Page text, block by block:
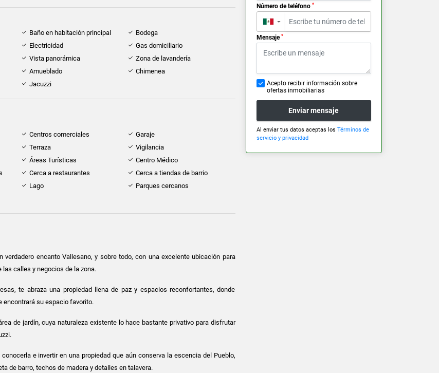
Baño en habitación principal
Bodega
Electricidad
Gas domiciliario
Vista panorámica
Zona de lavandería
Amueblado
Chimenea
Jacuzzi
Centros comerciales
Garaje
Terraza
Vigilancia
Áreas Turísticas
Centro Médico
Cerca a restaurantes
Cerca a tiendas de barrio
Lago
Parques cercanos
verdadero encanto Vallesano, y sobre todo, con una excelente ubicación para
calles y negocios de la zona.
te abraza una propiedad llena de paz y espacios reconfortantes, donde
encontrará su espacio favorito.
de jardín, cuya naturaleza existente lo hace bastante privativo para disfrutar
e invertir en una propiedad que aún conserva la escencia del Pueblo,
de barro, techos de madera y detalles en talavera.
Número de teléfono *
▼
Mensaje *
Acepto recibir información sobre
ofertas inmobiliarias
Enviar mensaje
Al enviar tus datos aceptas los Términos de
servicio y privacidad